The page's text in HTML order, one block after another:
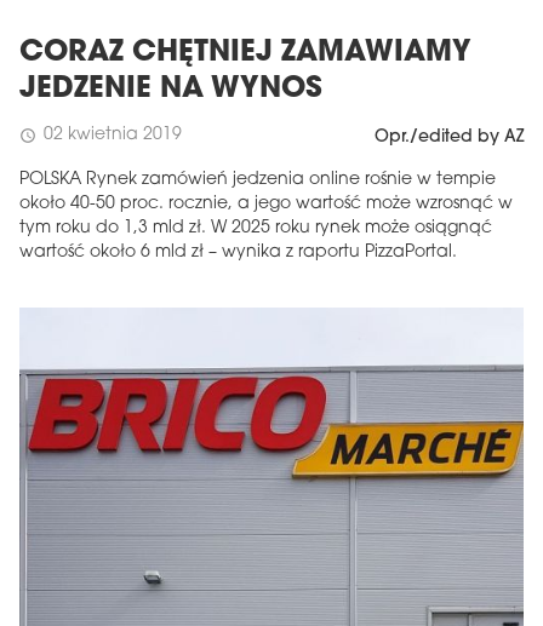
CORAZ CHĘTNIEJ ZAMAWIAMY
JEDZENIE NA WYNOS
schedule 02 kwietnia 2019 Opr./edited by AZ
POLSKA Rynek zamówień jedzenia online rośnie w tempie
około 40-50 proc. rocznie, a jego wartość może wzrosnąć w
tym roku do 1,3 mld zł. W 2025 roku rynek może osiągnąć
wartość około 6 mld zł – wynika z raportu PizzaPortal.